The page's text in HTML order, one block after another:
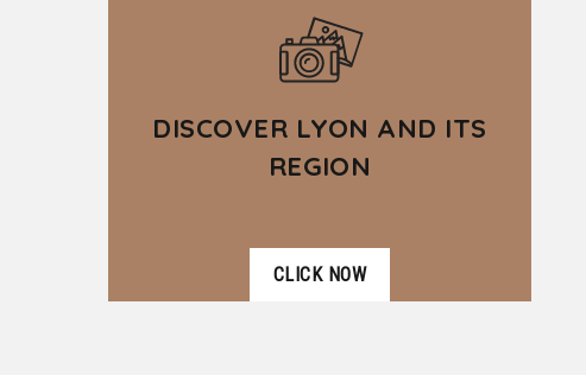
DISCOVER LYON AND ITS
REGION
CLICK NOW